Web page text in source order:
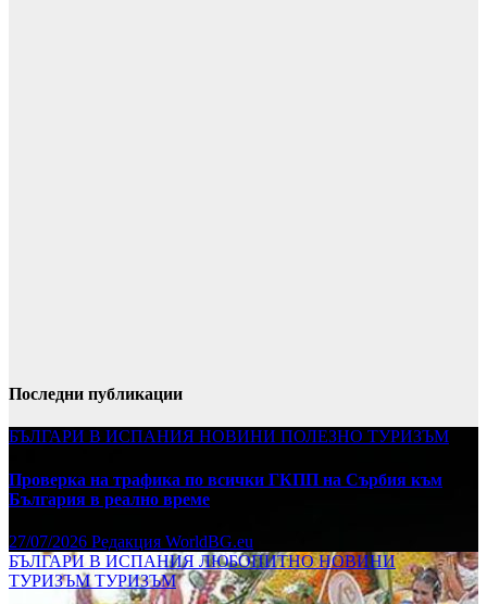
Последни публикации
БЪЛГАРИ В ИСПАНИЯ НОВИНИ ПОЛЕЗНО ТУРИЗЪМ
Проверка на трафика по всички ГКПП на Сърбия към
България в реално време
27/07/2026 Редакция WorldBG.eu
БЪЛГАРИ В ИСПАНИЯ ЛЮБОПИТНОНОВИНИ
ТУРИЗЪМТУРИЗЪМ